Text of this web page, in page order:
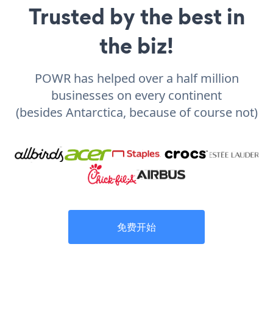
Trusted by the best in
the biz!
POWR has helped over a half million
businesses on every continent
(besides Antarctica, because of course not)
免费开始